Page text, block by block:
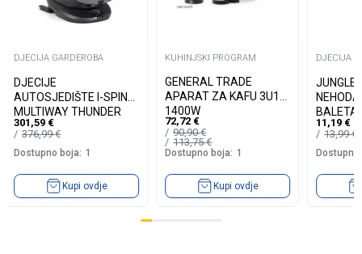
DJECIJA GARDEROBA
DJECIJE
AUTOSJEDIŠTE I-SPIN
MULTIWAY THUNDER
301,59 €
376,99€
Dostupno boja: 1
Kupi ovdje
KUHINJSKI PROGRAM
GENERAL TRADE
APARAT ZA KAFU 3U1
1400W
72,72 €
90,90€
113,75€
Dostupno boja: 1
Kupi ovdje
DJECIJA
JUNGLE
11,19 €
13,99€
Dostupno